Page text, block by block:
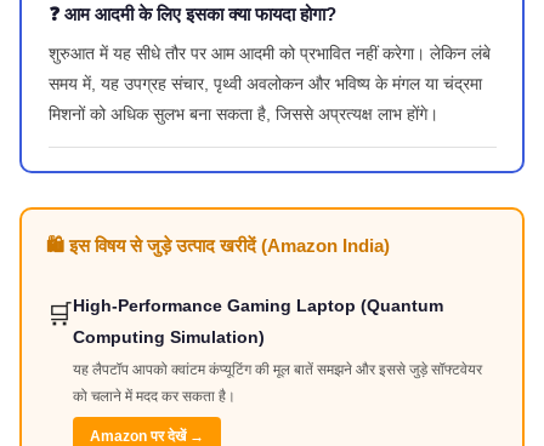
❓ आम आदमी के लिए इसका क्या फायदा होगा?
शुरुआत में यह सीधे तौर पर आम आदमी को प्रभावित नहीं करेगा। लेकिन लंबे
समय में, यह उपग्रह संचार, पृथ्वी अवलोकन और भविष्य के मंगल या चंद्रमा
मिशनों को अधिक सुलभ बना सकता है, जिससे अप्रत्यक्ष लाभ होंगे।
🛍️ इस विषय से जुड़े उत्पाद खरीदें (Amazon India)
🛒High-Performance Gaming Laptop (Quantum
Computing Simulation)
यह लैपटॉप आपको क्वांटम कंप्यूटिंग की मूल बातें समझने और इससे जुड़े सॉफ्टवेयर
को चलाने में मदद कर सकता है।
Amazon पर देखें →